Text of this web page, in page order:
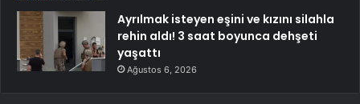
Ayrılmak isteyen eşini ve kızını silahla
rehin aldı! 3 saat boyunca dehşeti
yaşattı
Ağustos 6, 2026